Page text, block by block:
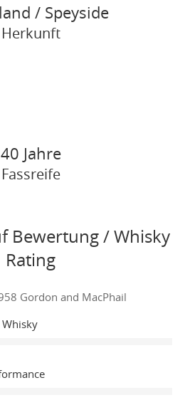
/ Speyside
Herkunft
40 Jahre
Fassreife
Bewertung / Whisky
Rating
Gordon and MacPhail